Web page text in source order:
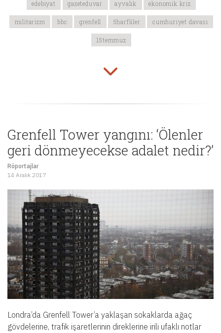
edebiyat gazeteduvar ayvalık ekonomik kriz
militarizm bbc grenfell 5harfliler cumhuriyet davası
15temmuz
Grenfell Tower yangını: ‘Ölenler
geri dönmeyecekse adalet nedir?’
Röportajlar
14 Aralık 2017
Londra’da Grenfell Tower’a yaklaşan sokaklarda ağaç
gövdelerine, trafik işaretlerinin direklerine irili ufaklı notlar